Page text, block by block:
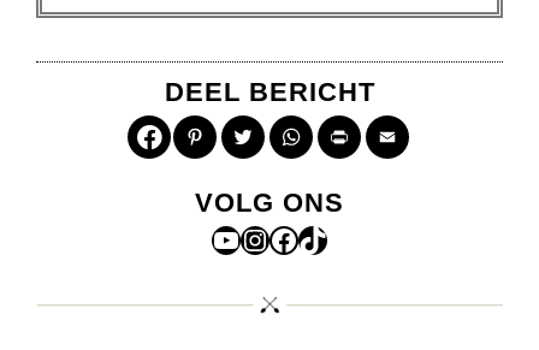
DEEL BERICHT
PinterestTwitterWhatsApp
Print
VOLG ONS
YouTube
Instagram
Facebook
TikTok